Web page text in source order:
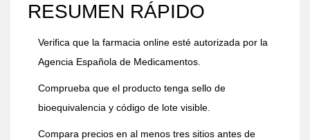
RESUMEN RÁPIDO
Verifica que la farmacia online esté autorizada por la
Agencia Española de Medicamentos.
Comprueba que el producto tenga sello de
bioequivalencia y código de lote visible.
Compara precios en al menos tres sitios antes de